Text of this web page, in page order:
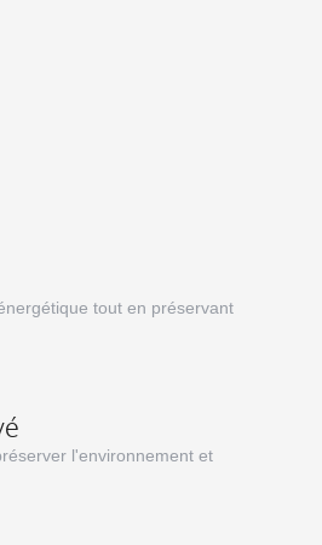
tout en préservant
l'environnement et